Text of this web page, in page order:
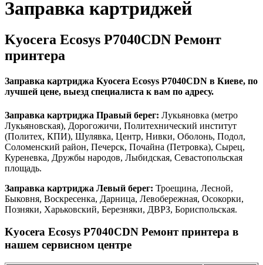
Заправка картриджей
Kyocera Ecosys P7040CDN Ремонт
принтера
Заправка картриджа Kyocera Ecosys P7040CDN в Киеве, по
лучшей цене, выезд специалиста к вам по адресу.
Заправка картриджа Правый берег: Лукьяновка (метро
Лукьяновская), Дорогожичи, Политехнический институт
(Политех, КПИ), Шулявка, Центр, Нивки, Оболонь, Подол,
Соломенский район, Печерск, Почайна (Петровка), Сырец,
Куреневка, Дружбы народов, Лыбидская, Севастопольская
площадь.
Заправка картриджа Левый берег: Троещина, Лесной,
Быковня, Воскресенка, Дарница, Левобережная, Осокорки,
Позняки, Харьковский, Березняки, ДВРЗ, Бориспольская.
Kyocera Ecosys P7040CDN Ремонт принтера в
нашем сервисном центре